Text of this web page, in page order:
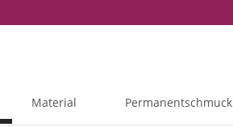
Material Permanentschmuck